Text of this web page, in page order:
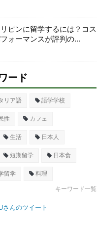
ピンに留学するには？コス
フォーマンスが評判の...
ード
リア語 語学学校
性 カフェ
生活 日本人
短期留学 日本食
留学 料理
キーワード一覧
さんのツイート